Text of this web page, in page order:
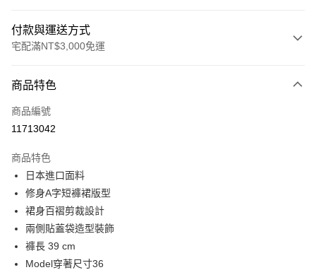
付款與運送方式
宅配滿NT$3,000免運
信用卡一次付款
LINE Pay
街口支付
悠遊付
Google Pay
全盈+PAY
商品特色
商品編號
11713042
商品特色
日本進口面料
修身A字短褲裙版型
裙身百褶剪裁設計
兩側貼蓋袋造型裝飾
褲長 39 cm
Model穿著尺寸36